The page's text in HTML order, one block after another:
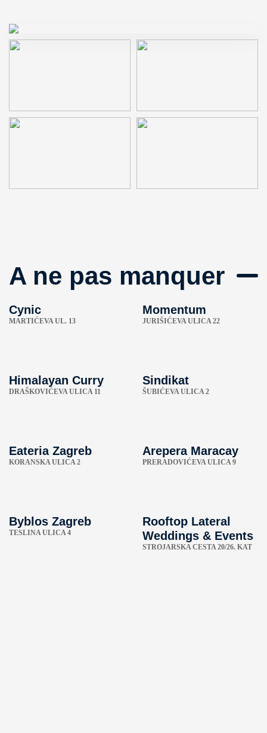
A ne pas manquer
Cynic
MARTIĆEVA UL. 13
Momentum
JURIŠIĆEVA ULICA 22
Himalayan Curry
DRAŠKOVIĆEVA ULICA 11
Sindikat
ŠUBIĆEVA ULICA 2
Eateria Zagreb
KORANSKA ULICA 2
Arepera Maracay
PRERADOVIĆEVA ULICA 9
Byblos Zagreb
TESLINA ULICA 4
Rooftop Lateral
Weddings & Events
STROJARSKA CESTA 20/26. KAT